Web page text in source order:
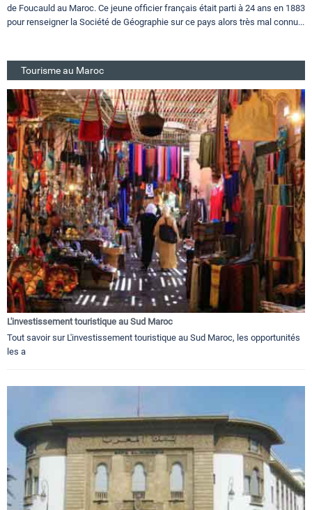
de Foucauld au Maroc. Ce jeune officier français était parti à 24 ans en 1883
pour renseigner la Société de Géographie sur ce pays alors très mal connu...
Tourisme au Maroc
L'investissement touristique au Sud Maroc
Tout savoir sur L'investissement touristique au Sud Maroc, les opportunités
les a